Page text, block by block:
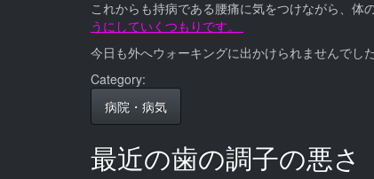
これからも持病である腰痛に気をつけながら、体
うにしていくつもりです。
今日も外へウォーキングに出かけられませんでし
Category:
病院・病気
最近の歯の調子の悪さ